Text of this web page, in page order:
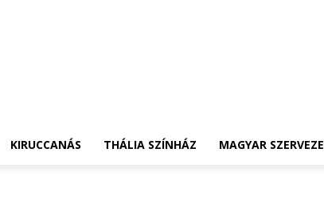
KIRUCCANÁS THÁLIA SZÍNHÁZ MAGYAR